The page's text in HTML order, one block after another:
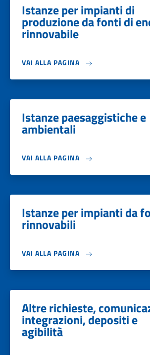
Istanze per impianti di
produzione da fonti di
rinnovabile
VAI ALLA PAGINA
Istanze paesaggistiche e
ambientali
VAI ALLA PAGINA
Istanze per impianti da
rinnovabili
VAI ALLA PAGINA
Altre richieste,
integrazioni, depositi e
agibilità